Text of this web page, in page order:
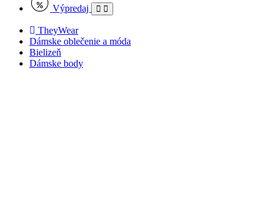
Výpredaj
TheyWear
Dámske oblečenie a móda
Bielizeň
Dámske body